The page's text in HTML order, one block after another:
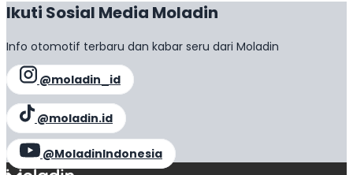
Ikuti Sosial Media Moladin
Info otomotif terbaru dan kabar seru dari Moladin
@moladin_id
@moladin.id
@MoladinIndonesia